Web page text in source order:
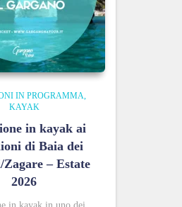
IN PROGRAMMA
KAYAK
in kayak ai
di Baia dei
– Estate
2026